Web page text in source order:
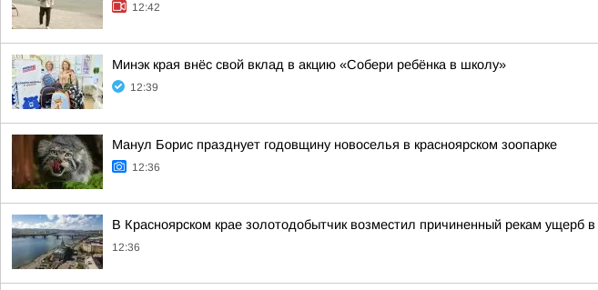
12:42
Минэк края внёс свой вклад в акцию «Собери ребёнка в школу»
12:39
Манул Борис празднует годовщину новоселья в красноярском зоопарке
12:36
В Красноярском крае золотодобытчик возместил причиненный рекам ущерб
12:36